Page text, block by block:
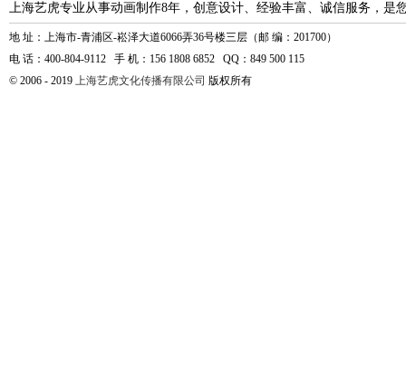
上海艺虎专业从事动画制作8年，创意设计、经验丰富、诚信服务，是
地 址：上海市-青浦区-崧泽大道6066弄36号楼三层（邮 编：201700）
电 话：400-804-9112 手 机：156 1808 6852 QQ：849 500 115
© 2006 - 2019 上海艺虎文化传播有限公司 版权所有